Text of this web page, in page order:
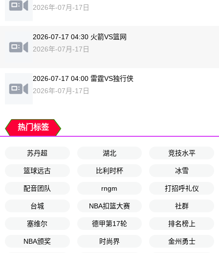
2026年-07月-17日
2026-07-17 04:30 火箭VS篮网
2026年-07月-17日
2026-07-17 04:00 雷霆VS独行侠
2026年-07月-17日
热门标签
苏丹超 湖北 竞技水平
篮球远古 比利时杯 冰雪
配音团队 rngm 打招呼礼仪
台城 NBA扣篮大赛 社群
塞维尔 德甲第17轮 排名榜上
NBA颁奖 时尚界 金州勇士